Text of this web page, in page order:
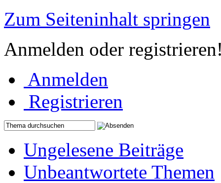
Zum Seiteninhalt springen
Anmelden oder
Anmelden
Registrieren
Ungelesene Beiträge
Unbeantwortete Themen